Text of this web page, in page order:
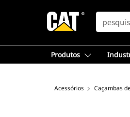
SEARCH
Produtos
Acessórios Caçambas